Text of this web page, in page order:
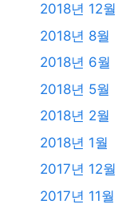
2018년 12월
2018년 8월
2018년 6월
2018년 5월
2018년 2월
2018년 1월
2017년 12월
2017년 11월